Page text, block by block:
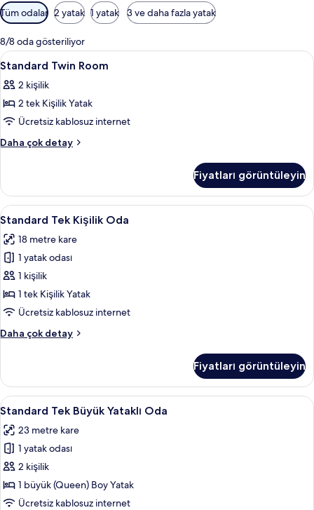
Odalar
için
mevcut
filtreler
Tüm odalar 2 yatak 1 yatak 3 ve daha fazla yatak
8/8 oda gösteriliyor
Standard
Twin
Room
için
tüm
fotoğrafları
Kaliteli yatak takımı, kuştüyü
4
Standard Twin Room
2 kişilik
2 tek Kişilik Yatak
Ücretsiz kablosuz internet
Daha çok detay
Standard
daha
fazla
detay
Fiyatları görüntüleyin
Standard
Tek
Kişilik
Oda
için
tüm
fotoğrafları
Standard Tek Kişilik Oda | Kaliteli
7
Standard Tek Kişilik Oda
18 metre kare
1 yatak odası
1 kişilik
1 tek Kişilik Yatak
Ücretsiz kablosuz internet
Daha çok detay
Standard
hakkında
daha
fazla
Fiyatları görüntüleyin
Standard
Tek
Büyük
Yataklı
Oda
için
tüm
Standard Tek Büyük Yataklı Oda |
11
Standard Tek Büyük Yataklı Oda
23 metre kare
1 yatak odası
2 kişilik
1 büyük (Queen) Boy Yatak
Ücretsiz kablosuz internet